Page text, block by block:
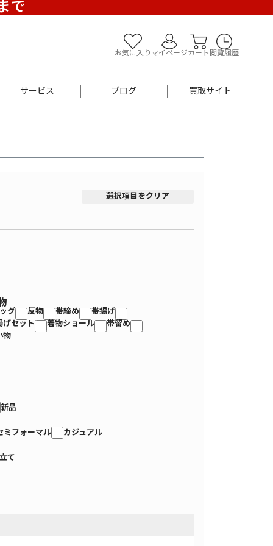
で
お気に入り マイページカート 閲覧履歴
セット
サービス ブログ 買取サイト
選択項目をクリア
グ 反物 帯締め
帯揚げ
げセット
着物ショール
帯留め
物
新品
ミフォーマル カジュアル
て